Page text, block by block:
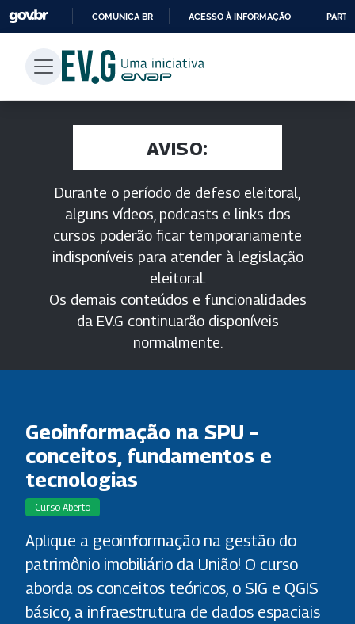
PARA
CONTEÚDO
COMUNICA BR ACESSO À INFORMAÇÃO
AVISO:
Durante o período de defeso eleitoral,
alguns vídeos, podcasts e links dos
cursos poderão ficar temporariamente
indisponíveis para atender à legislação
eleitoral.
Os demais conteúdos e funcionalidades
da EV.G continuarão disponíveis
normalmente.
Geoinformação na SPU –
conceitos, fundamentos e
tecnologias
Curso Aberto
Aplique a geoinformação na gestão do
patrimônio imobiliário da União! O curso
aborda os conceitos teóricos, o SIG e QGIS
básico, a infraestrutura de dados espaciais